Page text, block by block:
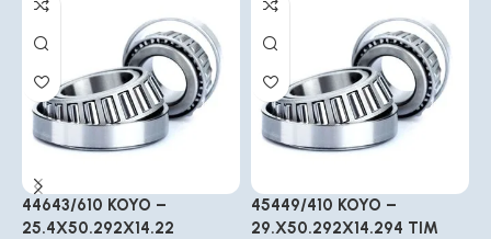
44643/610 KOYO –
25.4X50.292X14.22
45449/410 KOYO –
29.X50.292X14.294 TIM